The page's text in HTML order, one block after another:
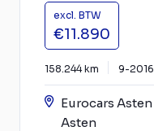
excl. BTW
€11.890
158.244 km 9-2016
Eurocars Asten
Asten